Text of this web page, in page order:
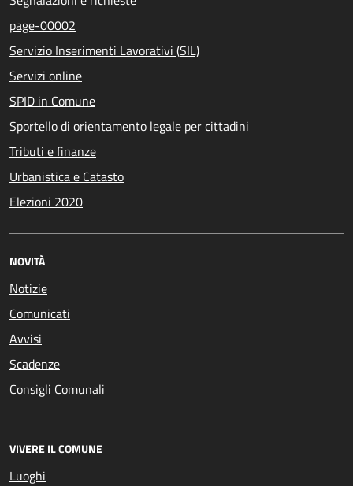
page-00002
Servizio Inserimenti Lavorativi (SIL)
Servizi online
SPID in Comune
Sportello di orientamento legale per cittadini
Tributi e finanze
Urbanistica e Catasto
Elezioni 2020
NOVITÀ
Notizie
Comunicati
Avvisi
Scadenze
Consigli Comunali
VIVERE IL COMUNE
Luoghi